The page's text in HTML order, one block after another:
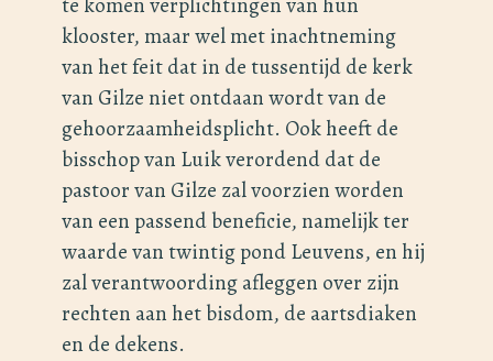
klooster, maar wel met inachtneming
van het feit dat in de tussentijd de kerk
van Gilze niet ontdaan wordt van de
gehoorzaamheidsplicht. Ook heeft de
bisschop van Luik verordend dat de
pastoor van Gilze zal voorzien worden
van een passend beneficie, namelijk ter
waarde van twintig pond Leuvens, en hij
zal verantwoording afleggen over zijn
rechten aan het bisdom, de aartsdiaken
en de dekens.